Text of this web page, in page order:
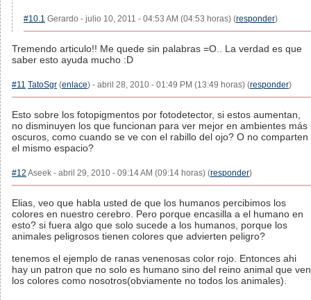
#10.1 Gerardo - julio 10, 2011 - 04:53 AM (04:53 horas) (responder)
Tremendo articulo!! Me quede sin palabras =O.. La verdad es que
saber esto ayuda mucho :D
#11 TatoSgr (enlace) - abril 28, 2010 - 01:49 PM (13:49 horas) (responder)
Esto sobre los fotopigmentos por fotodetector, si estos aumentan,
no disminuyen los que funcionan para ver mejor en ambientes más
oscuros, como cuando se ve con el rabillo del ojo? O no comparten
el mismo espacio?
#12 Aseek - abril 29, 2010 - 09:14 AM (09:14 horas) (responder)
Elias, veo que habla usted de que los humanos percibimos los
colores en nuestro cerebro. Pero porque encasilla a el humano en
esto? si fuera algo que solo sucede a los humanos, porque los
animales peligrosos tienen colores que advierten peligro?
tenemos el ejemplo de ranas venenosas color rojo. Entonces ahi
hay un patron que no solo es humano sino del reino animal que ven
los colores como nosotros(obviamente no todos los animales).